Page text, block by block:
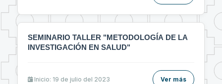
SEMINARIO TALLER "METODOLOGÍA DE LA
INVESTIGACIÓN EN SALUD"
Inicio: 19 de julio del 2023 Ver más